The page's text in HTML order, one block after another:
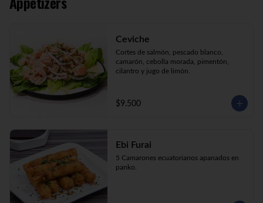
Katsu Roll (10) Pollo, queso crema,
cebollín, apanado en panko.
Ceviche
Cortes de salmón, pescado blanco,
camarón, cebolla morada, pimentón,
cilantro y jugo de limón.
$9.500
Ebi Furai
5 Camarones ecuatorianos apanados en
panko.